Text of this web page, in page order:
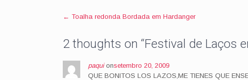
Post
← Toalha redonda Bordada em Hardanger
2 thoughts on “Festival de Laços
paquionsetembro 20, 2009
QUE BONITOS LOS LAZOS,ME TIENES QUE